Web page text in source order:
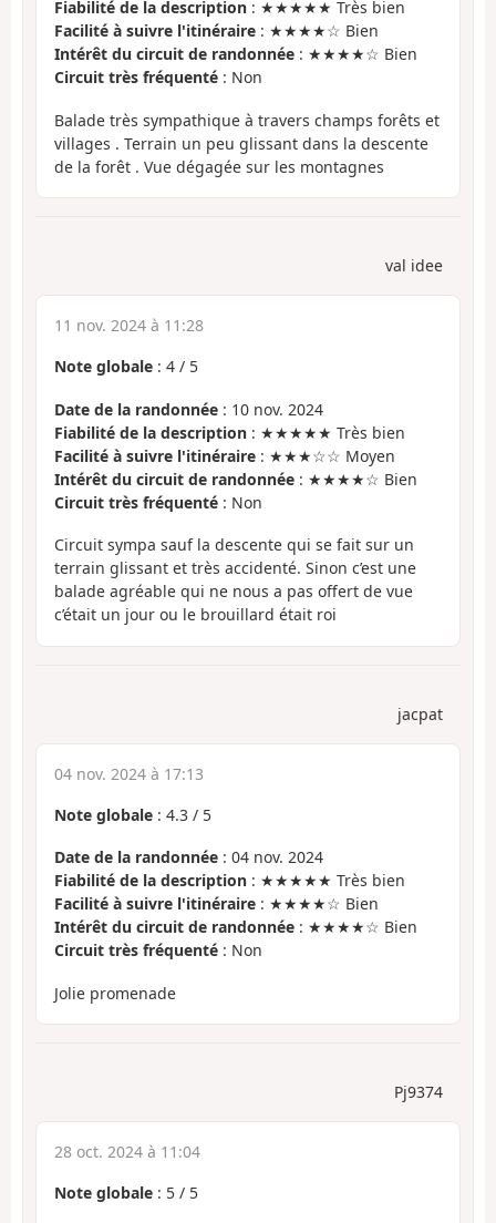
Fiabilité de la description : ★★★★★ Très bien
Facilité à suivre l'itinéraire : ★★★★☆ Bien
Intérêt du circuit de randonnée : ★★★★☆ Bien
Circuit très fréquenté : Non
Balade très sympathique à travers champs forêts et
villages . Terrain un peu glissant dans la descente
de la forêt . Vue dégagée sur les montagnes
val idee
11 nov. 2024 à 11:28
Note globale : 4 / 5
Date de la randonnée : 10 nov. 2024
Fiabilité de la description : ★★★★★ Très bien
Facilité à suivre l'itinéraire : ★★★☆☆ Moyen
Intérêt du circuit de randonnée : ★★★★☆ Bien
Circuit très fréquenté : Non
Circuit sympa sauf la descente qui se fait sur un
terrain glissant et très accidenté. Sinon c’est une
balade agréable qui ne nous a pas offert de vue
c’était un jour ou le brouillard était roi
jacpat
04 nov. 2024 à 17:13
Note globale : 4.3 / 5
Date de la randonnée : 04 nov. 2024
Fiabilité de la description : ★★★★★ Très bien
Facilité à suivre l'itinéraire : ★★★★☆ Bien
Intérêt du circuit de randonnée : ★★★★☆ Bien
Circuit très fréquenté : Non
Jolie promenade
Pj9374
28 oct. 2024 à 11:04
Note globale : 5 / 5